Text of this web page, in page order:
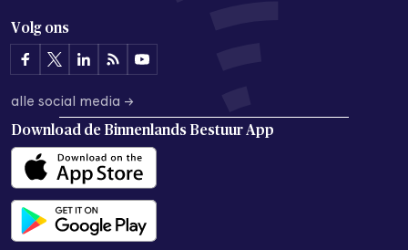
Volg ons
alle social media →
Download de Binnenlands Bestuur App